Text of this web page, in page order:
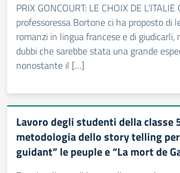
PRIX GONCOURT: LE CHOIX DE
professoressa Bortone ci ha proposto di
romanzi in lingua francese e di
dubbi che sarebbe stata una grande
nonostante il […]
Lavoro degli studenti della classe
metodologia dello story telling
guidant” le peuple e “La mort de